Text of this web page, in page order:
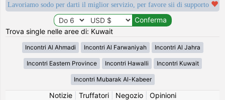
Lavoriamo sodo per darti il miglior servizio, per favore sii di supporto
Trova single nelle aree di: Kuwait
Incontri Al Ahmadi Incontri Al Farwaniyah Incontri Al Jahra
Incontri Eastern Province Incontri Hawalli Incontri Kuwait
Incontri Mubarak Al-Kabeer
Notizie| Truffatori| Negozio| Opinioni